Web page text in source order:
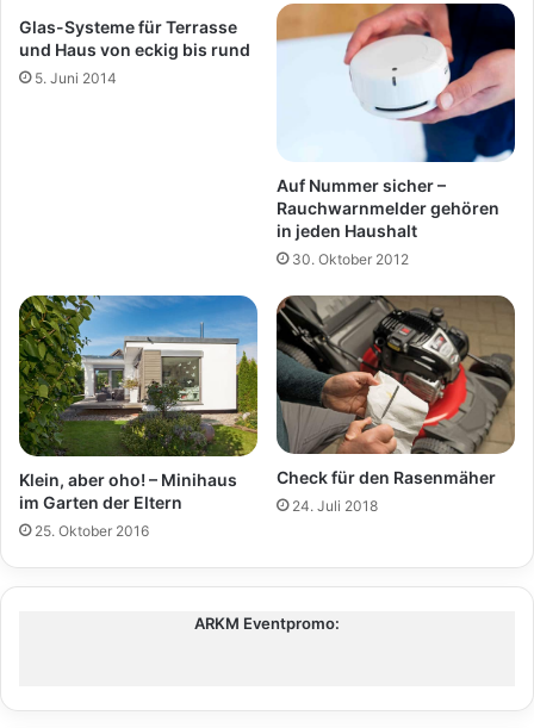
Glas-Systeme für Terrasse
und Haus von eckig bis rund
5. Juni 2014
Auf Nummer sicher –
Rauchwarnmelder gehören
in jeden Haushalt
30. Oktober 2012
Klein, aber oho! – Minihaus
im Garten der Eltern
25. Oktober 2016
Check für den Rasenmäher
24. Juli 2018
ARKM Eventpromo: